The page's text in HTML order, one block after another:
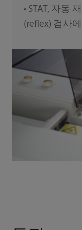
• STAT, 자동
(reflex) 검사